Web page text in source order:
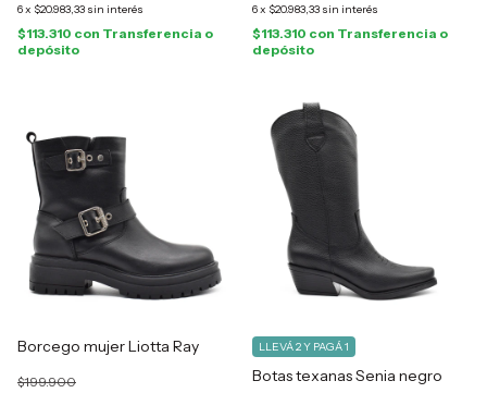
6x $20.983,33 sin interés
$113.310 con Transferencia o
depósito
6x $20.983,33 sin interés
$113.310 con Transferencia o
depósito
Borcego mujer Liotta Ray
$199.900 Botas texanas Senia negro
LLEVÁ 2 Y PAGÁ 1